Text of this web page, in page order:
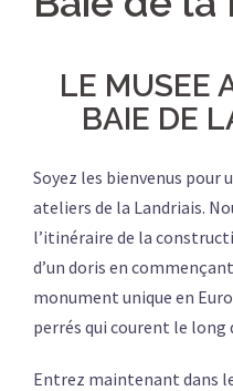
LE MUSEE
BAIE DE
Soyez les bienvenus pour
ateliers de la Landriais.
l’itinéraire de la
d’un doris en
monument unique en
perrés qui courent le long
Entrez maintenant dans